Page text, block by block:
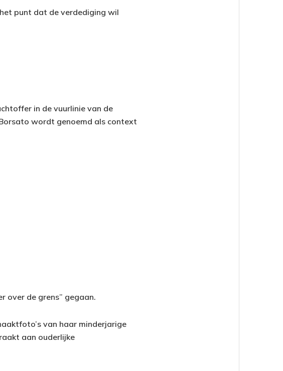
punt dat de verdediging wil
in de vuurlinie van de
wordt genoemd als context
over de grens” gegaan.
van haar minderjarige
aan ouderlijke